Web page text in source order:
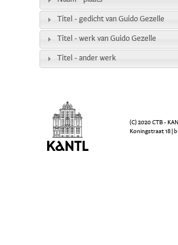
Titel - gedicht van Guido Gezelle
Titel - werk van Guido Gezelle
Titel - ander werk
(C) 2020 CTB -
Koningstraat 18 |